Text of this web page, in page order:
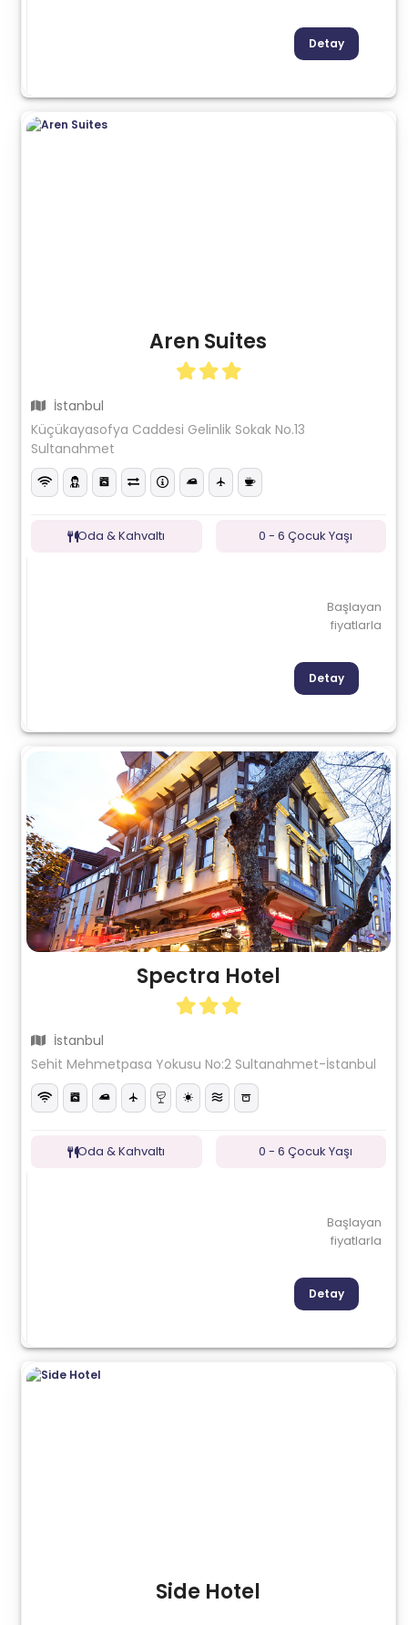
Detay
Aren Suites
İstanbul
Küçükayasofya Caddesi Gelinlik Sokak No.13
Sultanahmet
Oda & Kahvaltı 0 - 6 Çocuk Yaşı
Başlayan
fiyatlarla
Detay
Spectra Hotel
İstanbul
Sehit Mehmetpasa Yokusu No:2 Sultanahmet-İstanbul
Oda & Kahvaltı 0 - 6 Çocuk Yaşı
Başlayan
fiyatlarla
Detay
Side Hotel